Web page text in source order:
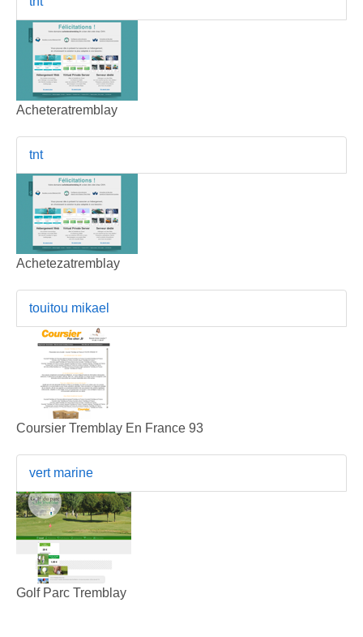
Acheteratremblay
tnt
Achetezatremblay
touitou mikael
Coursier Tremblay En France 93
vert marine
Golf Parc Tremblay